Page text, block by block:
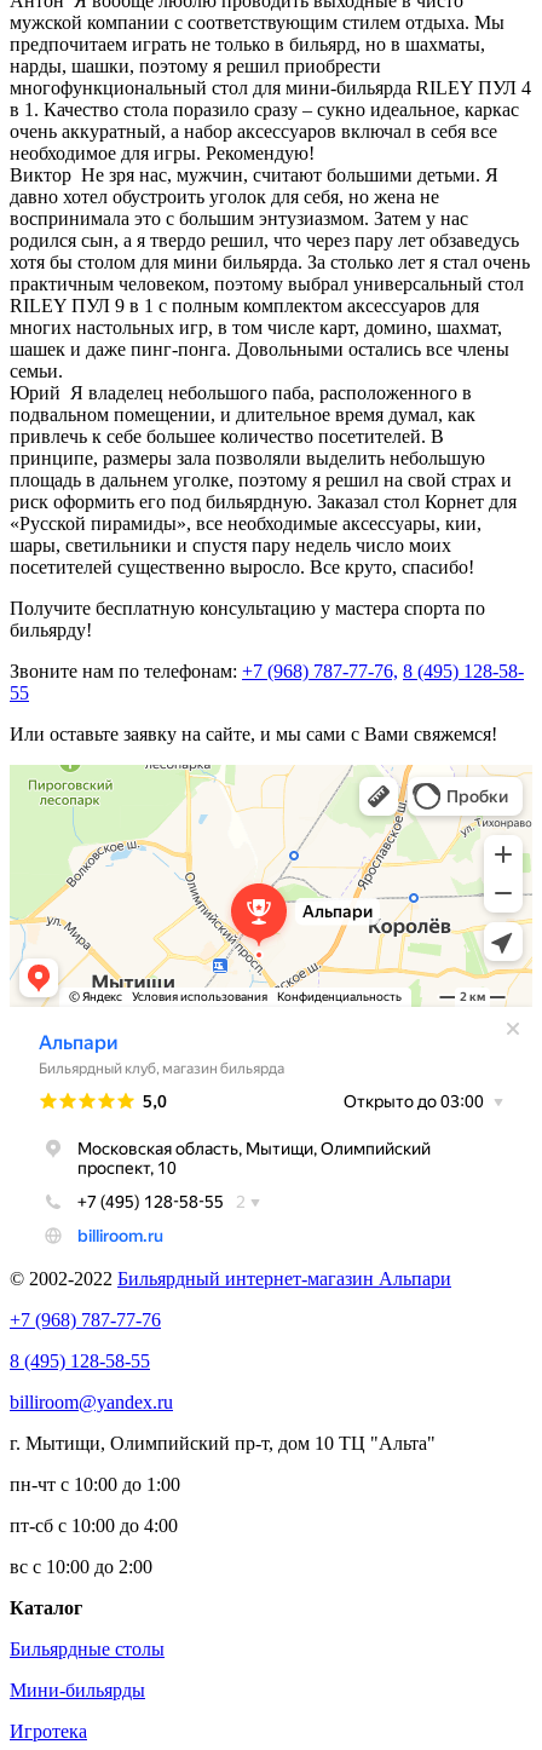
мужской компании с соответствующим стилем отдыха. Мы
предпочитаем играть не только в бильярд, но в шахматы,
нарды, шашки, поэтому я решил приобрести
многофункциональный стол для мини-бильярда RILEY ПУЛ 4
в 1. Качество стола поразило сразу – сукно идеальное, каркас
очень аккуратный, а набор аксессуаров включал в себя все
необходимое для игры. Рекомендую!
Виктор Не зря нас, мужчин, считают большими детьми. Я
давно хотел обустроить уголок для себя, но жена не
воспринимала это с большим энтузиазмом. Затем у нас
родился сын, а я твердо решил, что через пару лет обзаведусь
хотя бы столом для мини бильярда. За столько лет я стал очень
практичным человеком, поэтому выбрал универсальный стол
RILEY ПУЛ 9 в 1 с полным комплектом аксессуаров для
многих настольных игр, в том числе карт, домино, шахмат,
шашек и даже пинг-понга. Довольными остались все члены
семьи.
Юрий Я владелец небольшого паба, расположенного в
подвальном помещении, и длительное время думал, как
привлечь к себе большее количество посетителей. В
принципе, размеры зала позволяли выделить небольшую
площадь в дальнем уголке, поэтому я решил на свой страх и
риск оформить его под бильярдную. Заказал стол Корнет для
«Русской пирамиды», все необходимые аксессуары, кии,
шары, светильники и спустя пару недель число моих
посетителей существенно выросло. Все круто, спасибо!
Получите бесплатную консультацию у мастера спорта по
бильярду!
Звоните нам по телефонам: +7 (968) 787-77-76, 8 (495) 128-58-
55
Или оставьте заявку на сайте, и мы сами с Вами свяжемся!
© 2002-2022 Бильярдный интернет-магазин Альпари
+7 (968) 787-77-76
8 (495) 128-58-55
billiroom@yandex.ru
г. Мытищи, Олимпийский пр-т, дом 10 ТЦ "Альта"
пн-чт с 10:00 до 1:00
пт-сб с 10:00 до 4:00
вс с 10:00 до 2:00
Каталог
Бильярдные столы
Мини-бильярды
Игротека